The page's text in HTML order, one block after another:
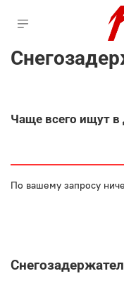
Чаще всего ищут в
По вашему запросу